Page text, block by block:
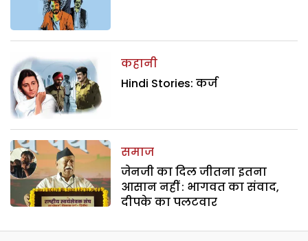
कहानी
Hindi Stories: कर्ज
समाज
जेनजी का दिल जीतना इतना
आसान नहीं : भागवत का संवाद,
दीपके का पलटवार